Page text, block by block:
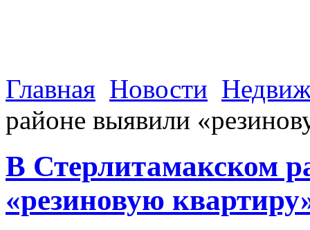
Главная Новости
районе выявили
В Стерлитамакском
«резиновую